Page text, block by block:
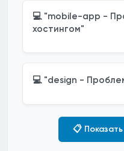
💻 "mobile-app -
хостингом"
💻 "design -
📋